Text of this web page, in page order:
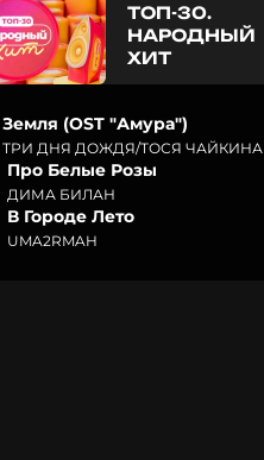
ТОП-30.
НАРОДНЫЙ
ХИТ
Земля (OST "Амура")
ТРИ ДНЯ ДОЖДЯ/ТОСЯ ЧАЙКИНА
Про Белые Розы
ДИМА БИЛАН
В Городе Лето
UMA2RMAH